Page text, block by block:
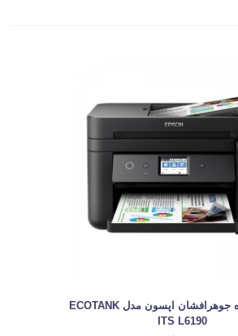
پرینتر چندکاره جوهرافشان اپسون مدل ECOTANK
ITS L6190